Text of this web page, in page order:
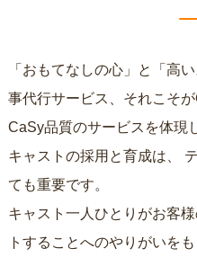
「おもてなしの心」と「高
事代行サービス、それこそが
CaSy品質のサービスを体現
キャストの採用と育成は、
ても重要です。
キャスト一人ひとりがお客
トすることへのやりがいを